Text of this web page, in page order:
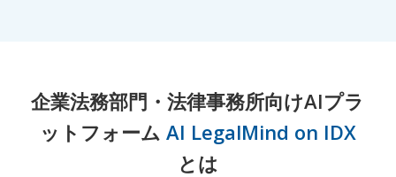
企業法務部門・法律事務所向けAIプラ
ットフォーム AI LegalMind on IDX
とは